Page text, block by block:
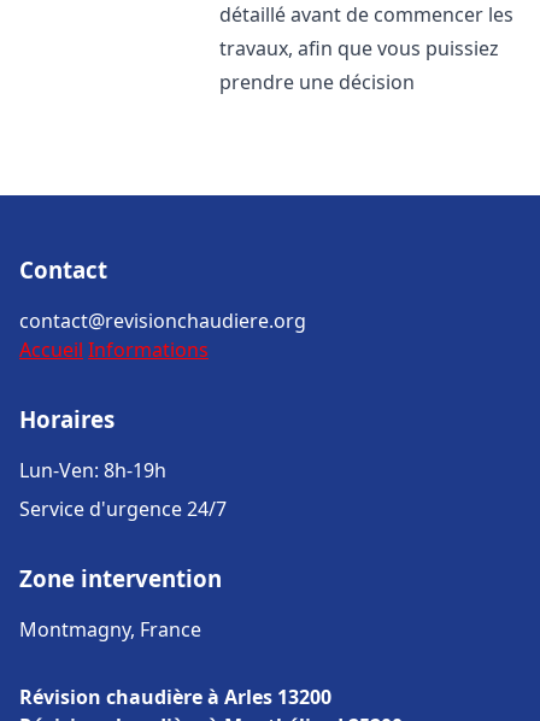
détaillé avant de commencer les
travaux, afin que vous puissiez
prendre une décision
Contact
contact@revisionchaudiere.org
Accueil Informations
Horaires
Lun-Ven: 8h-19h
Service d'urgence 24/7
Zone intervention
Montmagny, France
Révision chaudière à Arles 13200